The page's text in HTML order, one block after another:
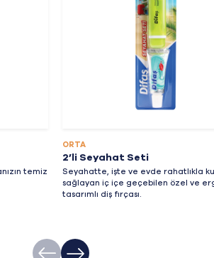
temiz
ORTA
2’li Seyahat Seti
Seyahatte, işte ve evde rahatlıkla
sağlayan iç içe geçebilen özel ve
tasarımlı diş fırçası.